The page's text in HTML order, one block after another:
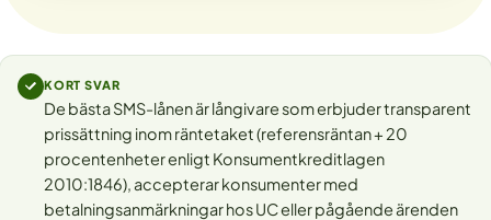
KORT SVAR
De bästa SMS-lånen är långivare som erbjuder transparent
prissättning inom räntetaket (referensräntan + 20
procentenheter enligt Konsumentkreditlagen
2010:1846), accepterar konsumenter med
betalningsanmärkningar hos UC eller pågående ärenden